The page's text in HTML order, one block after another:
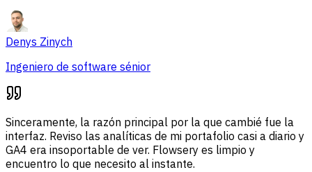
Denys Zinych
Ingeniero de software sénior
Sinceramente, la razón principal por la que cambié fue la
interfaz. Reviso las analíticas de mi portafolio casi a diario y
GA4 era insoportable de ver. Flowsery es limpio y
encuentro lo que necesito al instante.